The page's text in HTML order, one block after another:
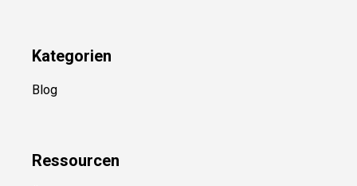
Kategorien
Blog
Ressourcen